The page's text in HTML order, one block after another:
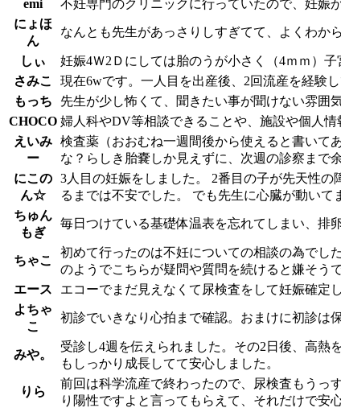
emi
不妊専門のクリニックに行っていたので、妊娠
にょほ
ん
なんとも先生があっさりしすぎてて、よくわか
しぃ
妊娠4Ｗ2Ｄにしては胎のうが小さく（4ｍｍ）
さみこ
現在6wです。一人目を出産後、2回流産を経験
もっち
先生が少し怖くて、聞きたい事が聞けない雰囲
CHOCO 婦人科やDV等相談できることや、施設や個人
えいみ
ー
検査薬（おおむね一週間後から使えると書いて
な？らしき胎嚢しか見えずに、次週の診察まで
にこの
ん☆
3人目の妊娠をしました。 2番目の子が先天性
るまでは不安でした。 でも先生に心臓が動い
ちゅん
もぎ
毎日つけている基礎体温表を忘れてしまい、排
ちゃこ
初めて行ったのは不妊についての相談の為でし
のようでこちらが疑問や質問を続けると嫌そう
エース
エコーでまだ見えなくて尿検査をして妊娠確定
よちゃ
こ
初診でいきなり心拍まで確認。おまけに初診は
みや。
受診し4週を伝えられました。その2日後、高熱
もしっかり成長してて安心しました。
りら
前回は科学流産で終わったので、尿検査もうっ
り陽性ですよと言ってもらえて、それだけで安